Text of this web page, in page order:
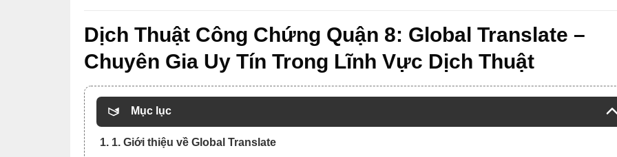
Dịch Thuật Công Chứng Quận 8: Global Translate –
Chuyên Gia Uy Tín Trong Lĩnh Vực Dịch Thuật
Mục lục
1. 1. Giới thiệu về Global Translate